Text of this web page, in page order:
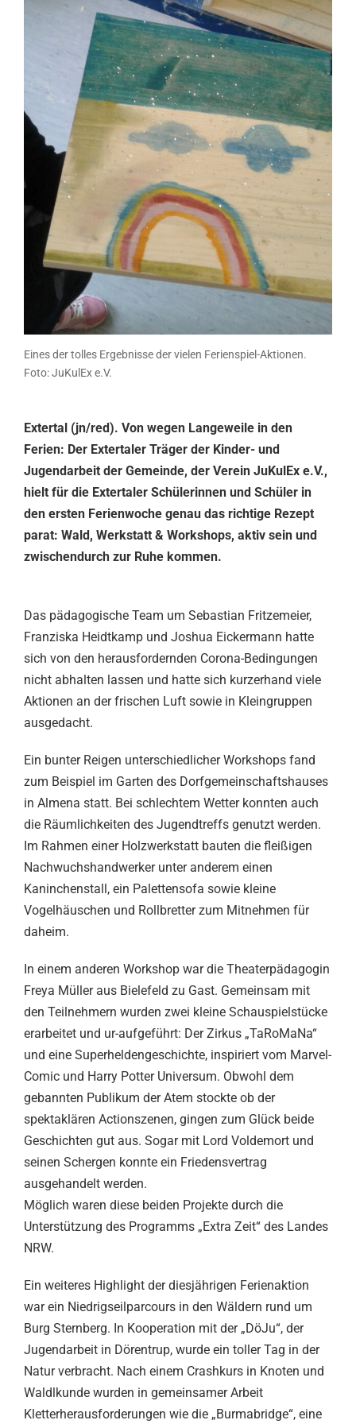
Eines der tolles Ergebnisse der vielen Ferienspiel-Aktionen.
Foto: JuKulEx e.V.
Extertal (jn/red). Von wegen Langeweile in den
Ferien: Der Extertaler Träger der Kinder- und
Jugendarbeit der Gemeinde, der Verein JuKulEx e.V.,
hielt für die Extertaler Schülerinnen und Schüler in
den ersten Ferienwoche genau das richtige Rezept
parat: Wald, Werkstatt & Workshops, aktiv sein und
zwischendurch zur Ruhe kommen.
Das pädagogische Team um Sebastian Fritzemeier,
Franziska Heidtkamp und Joshua Eickermann hatte
sich von den herausfordernden Corona-Bedingungen
nicht abhalten lassen und hatte sich kurzerhand viele
Aktionen an der frischen Luft sowie in Kleingruppen
ausgedacht.
Ein bunter Reigen unterschiedlicher Workshops fand
zum Beispiel im Garten des Dorfgemeinschaftshauses
in Almena statt. Bei schlechtem Wetter konnten auch
die Räumlichkeiten des Jugendtreffs genutzt werden.
Im Rahmen einer Holzwerkstatt bauten die fleißigen
Nachwuchshandwerker unter anderem einen
Kaninchenstall, ein Palettensofa sowie kleine
Vogelhäuschen und Rollbretter zum Mitnehmen für
daheim.
In einem anderen Workshop war die Theaterpädagogin
Freya Müller aus Bielefeld zu Gast. Gemeinsam mit
den Teilnehmern wurden zwei kleine Schauspielstücke
erarbeitet und ur-aufgeführt: Der Zirkus „TaRoMaNa“
und eine Superheldengeschichte, inspiriert vom Marvel-
Comic und Harry Potter Universum. Obwohl dem
gebannten Publikum der Atem stockte ob der
spektaklären Actionszenen, gingen zum Glück beide
Geschichten gut aus. Sogar mit Lord Voldemort und
seinen Schergen konnte ein Friedensvertrag
ausgehandelt werden.
Möglich waren diese beiden Projekte durch die
Unterstützung des Programms „Extra Zeit“ des Landes
NRW.
Ein weiteres Highlight der diesjährigen Ferienaktion
war ein Niedrigseilparcours in den Wäldern rund um
Burg Sternberg. In Kooperation mit der „DöJu“, der
Jugendarbeit in Dörentrup, wurde ein toller Tag in der
Natur verbracht. Nach einem Crashkurs in Knoten und
Waldlkunde wurden in gemeinsamer Arbeit
Kletterherausforderungen wie die „Burmabridge“, eine